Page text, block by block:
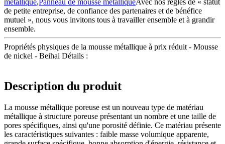
métallique,Panneau de mousse métalliqueAvec nos règles de « statut
de petite entreprise, de confiance des partenaires et de bénéfice
mutuel », nous vous invitons tous à travailler ensemble et à grandir
ensemble.
Propriétés physiques de la mousse métallique à prix réduit - Mousse
de nickel - Beihai Détails :
Description du produit
La mousse métallique poreuse est un nouveau type de matériau
métallique à structure poreuse présentant un nombre et une taille de
pores spécifiques, ainsi qu'une porosité définie. Ce matériau présente
les caractéristiques suivantes : faible masse volumique apparente,